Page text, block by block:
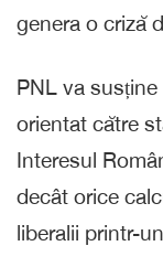
genera o criză
PNL va
orientat către
Interesul
decât orice
liberalii printr-